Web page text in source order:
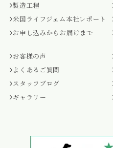
製造工程
米国ライフジェム本社レポート
お申し込みからお届けまで
お客様の声
よくあるご質問
スタッフブログ
ギャラリー